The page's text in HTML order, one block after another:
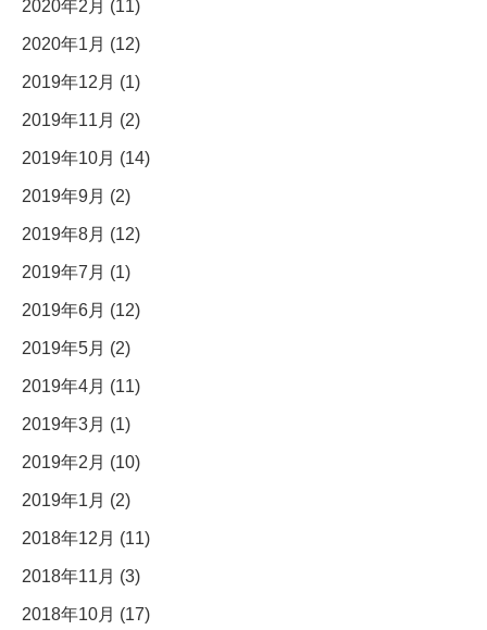
2020年2月 (11)
2020年1月 (12)
2019年12月 (1)
2019年11月 (2)
2019年10月 (14)
2019年9月 (2)
2019年8月 (12)
2019年7月 (1)
2019年6月 (12)
2019年5月 (2)
2019年4月 (11)
2019年3月 (1)
2019年2月 (10)
2019年1月 (2)
2018年12月 (11)
2018年11月 (3)
2018年10月 (17)